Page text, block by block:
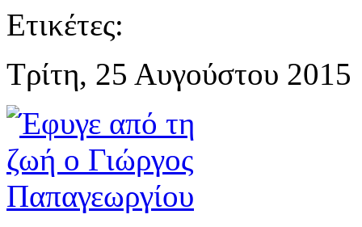
Ετικέτες:
Τρίτη, 25 Αυγούστου